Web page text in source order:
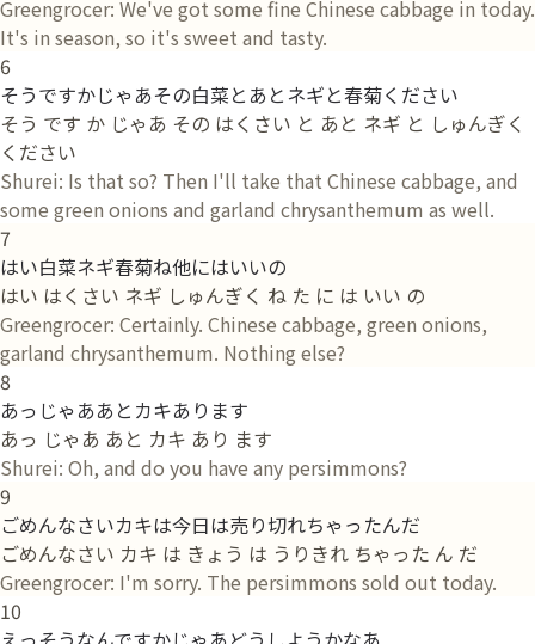
Greengrocer: We've got some fine Chinese cabbage in today.
It's in season, so it's sweet and tasty.
6
そうですかじゃあその白菜とあとネギと春菊ください
そう です か じゃあ その はくさい と あと ネギ と しゅんぎく
ください
Shurei: Is that so? Then I'll take that Chinese cabbage, and
some green onions and garland chrysanthemum as well.
7
はい白菜ネギ春菊ね他にはいいの
はい はくさい ネギ しゅんぎく ね た に は いい の
Greengrocer: Certainly. Chinese cabbage, green onions,
garland chrysanthemum. Nothing else?
8
あっじゃああとカキあります
あっ じゃあ あと カキ あり ます
Shurei: Oh, and do you have any persimmons?
9
ごめんなさいカキは今日は売り切れちゃったんだ
ごめんなさい カキ は きょう は うりきれ ちゃった ん だ
Greengrocer: I'm sorry. The persimmons sold out today.
10